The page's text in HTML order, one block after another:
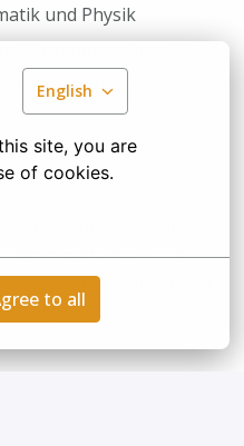
English
site, you are
of cookies.
to all
und Physik
und mechanisches
wir uns auf deine
direkt über unser
dass wir Bewerbungen
können.